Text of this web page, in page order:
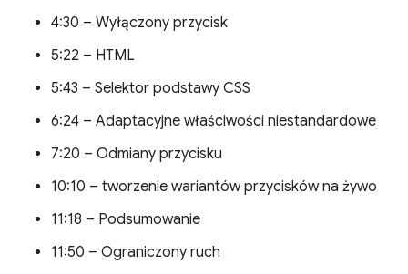
4:30 – Wyłączony przycisk
5:22 – HTML
5:43 – Selektor podstawy CSS
6:24 – Adaptacyjne właściwości niestandardowe
7:20 – Odmiany przycisku
10:10 – tworzenie wariantów przycisków na żywo
11:18 – Podsumowanie
11:50 – Ograniczony ruch